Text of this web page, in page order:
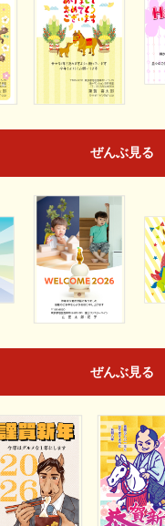
ぜんぶ見る
ぜんぶ見る